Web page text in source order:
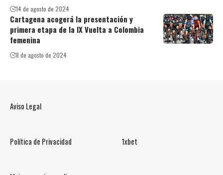
14 de agosto de 2024
Cartagena acogerá la presentación y
primera etapa de la IX Vuelta a Colombia
femenina
8 de agosto de 2024
Aviso Legal
Política de Privacidad 1xbet